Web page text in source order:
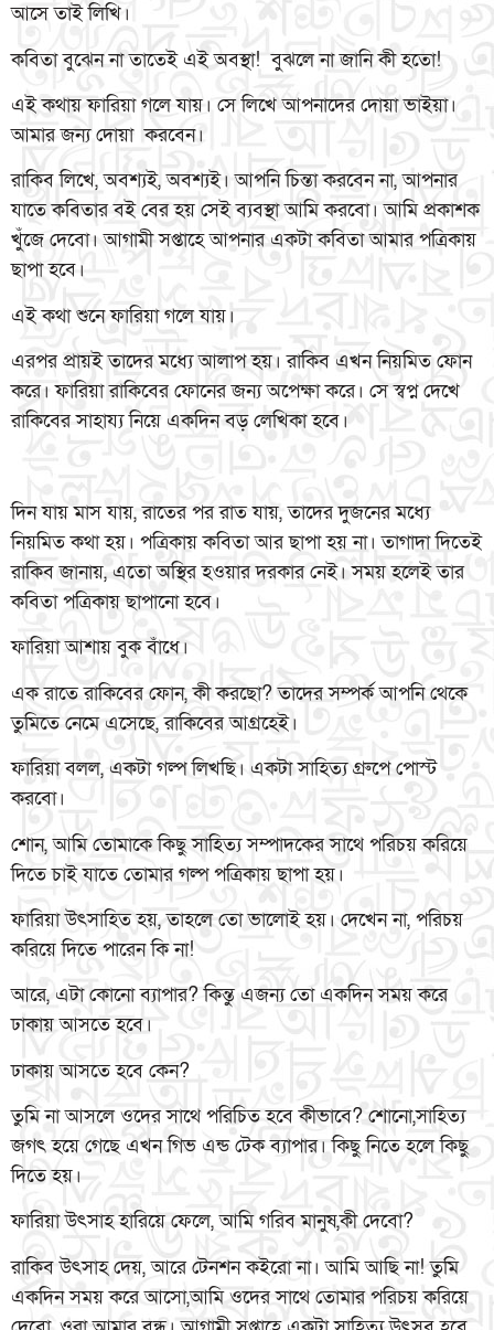
আসে তাই লিখি।
কবিতা বুঝেন না তাতেই এই অবস্থা! বুঝলে না জানি কী হতো!
এই কথায় ফারিয়া গলে যায়। সে লিখে আপনাদের দোয়া ভাইয়া।
আমার জন্য দোয়া করবেন।
রাকিব লিখে, অবশ্যই, অবশ্যই। আপনি চিন্তা করবেন না, আপনার
যাতে কবিতার বই বের হয় সেই ব্যবস্থা আমি করবো। আমি প্রকাশক
খুঁজে দেবো। আগামী সপ্তাহে আপনার একটা কবিতা আমার পত্রিকায়
ছাপা হবে।
এই কথা শুনে ফারিয়া গলে যায়।
এরপর প্রায়ই তাদের মধ্যে আলাপ হয়। রাকিব এখন নিয়মিত ফোন
করে। ফারিয়া রাকিবের ফোনের জন্য অপেক্ষা করে। সে স্বপ্ন দেখে
রাকিবের সাহায্য নিয়ে একদিন বড় লেখিকা হবে।
দিন যায় মাস যায়, রাতের পর রাত যায়, তাদের দুজনের মধ্যে
নিয়মিত কথা হয়। পত্রিকায় কবিতা আর ছাপা হয় না। তাগাদা দিতেই
রাকিব জানায়, এতো অস্থির হওয়ার দরকার নেই। সময় হলেই তার
কবিতা পত্রিকায় ছাপানো হবে।
ফারিয়া আশায় বুক বাঁধে।
এক রাতে রাকিবের ফোন, কী করছো? তাদের সম্পর্ক আপনি থেকে
তুমিতে নেমে এসেছে, রাকিবের আগ্রহেই।
ফারিয়া বলল, একটা গল্প লিখছি। একটা সাহিত্য গ্রুপে পোস্ট
করবো।
শোন, আমি তোমাকে কিছু সাহিত্য সম্পাদকের সাথে পরিচয় করিয়ে
দিতে চাই যাতে তোমার গল্প পত্রিকায় ছাপা হয়।
ফারিয়া উৎসাহিত হয়, তাহলে তো ভালোই হয়। দেখেন না, পরিচয়
করিয়ে দিতে পারেন কি না!
আরে, এটা কোনো ব্যাপার? কিন্তু এজন্য তো একদিন সময় করে
ঢাকায় আসতে হবে।
ঢাকায় আসতে হবে কেন?
তুমি না আসলে ওদের সাথে পরিচিত হবে কীভাবে? শোনো,সাহিত্য
জগৎ হয়ে গেছে এখন গিভ এন্ড টেক ব্যাপার। কিছু নিতে হলে কিছু
দিতে হয়।
ফারিয়া উৎসাহ হারিয়ে ফেলে, আমি গরিব মানুষ,কী দেবো?
রাকিব উৎসাহ দেয়, আরে টেনশন কইরো না। আমি আছি না! তুমি
একদিন সময় করে আসো,আমি ওদের সাথে তোমার পরিচয় করিয়ে